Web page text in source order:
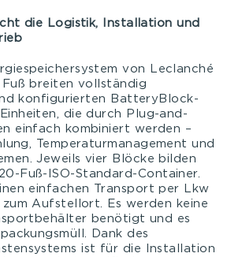
die Logistik, Installation und
von Leclanché
breiten vollständig
konfigurierten BatteryBlock-
die durch Plug-and-
einfach kombiniert werden –
Temperaturmanagement und
Jeweils vier Blöcke bilden
Fuß-ISO-Standard-Container.
einfachen Transport per Lkw
Aufstellort. Es werden keine
benötigt und es
Dank des
ist für die Installation